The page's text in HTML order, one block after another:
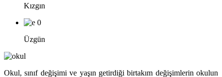
Kızgın
0
Üzgün
Okul, sınıf değişimi ve yaşın getirdiği birtakım değişimlerin okulun